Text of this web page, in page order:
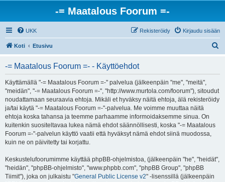
-= Maatalous Foorum =-
UKK Kirjaudu sisään
Rekisteröidy
Koti Etusivu
-= Maatalous Foorum =- - Käyttöehdot
Käyttämällä "-= Maatalous Foorum =-" palvelua (jälkeenpäin "me", "meitä",
"meidän", "-= Maatalous Foorum =-", "http://www.murtola.com/foorum"), sitoudut
noudattamaan seuraavia ehtoja. Mikäli et hyväksy näitä ehtoja, älä rekisteröidy
ja/tai käytä "-= Maatalous Foorum =-"-palvelua. Me voimme muuttaa näitä
ehtoja koska tahansa ja teemme parhaamme informoidaksemme sinua. On
kuitenkin suositeltavaa lukea nämä ehdot säännöllisesti, koska "-= Maatalous
Foorum =-"-palvelun käyttö vaatii että hyväksyt nämä ehdot siinä muodossa,
kuin ne on päivitetty tai korjattu.
Keskustelufoorumimme käyttää phpBB-ohjelmistoa, (jälkeenpäin "he", "heidät",
"heidän", "phpBB-ohjelmisto", "www.phpbb.com", "phpBB Group", "phpBB
Tiimit"), joka on julkaistu "General Public License v2" -lisenssillä (jälkeenpäin